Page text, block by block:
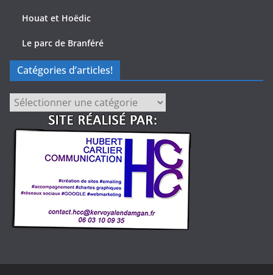
Houat et Hoëdic
Le parc de Branféré
Catégories d’articles!
Catégories